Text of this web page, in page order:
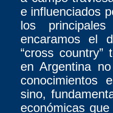
e influenciados
los
encaramos el
“cross country”
en Argentina
conocimientos
sino,
económicas